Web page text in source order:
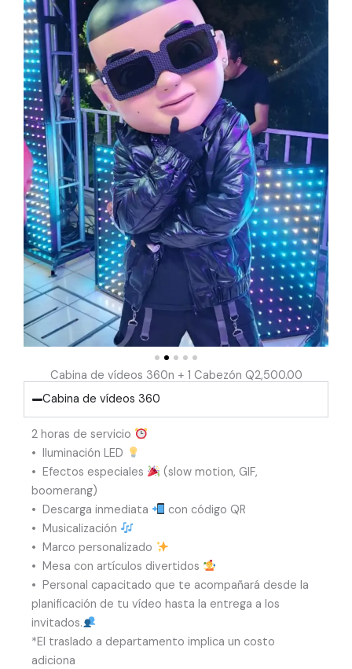
Cabina de vídeos 360n + 1 Cabezón Q2,500.00
Cabina de vídeos 360
2 horas de servicio
•⁠ ⁠Iluminación LED
•⁠ ⁠Efectos especiales
(slow motion, GIF,
boomerang)
•⁠ ⁠Descarga inmediata
con código QR
•⁠ ⁠Musicalización
•⁠ ⁠Marco personalizado
•⁠ ⁠Mesa con artículos divertidos
•⁠ ⁠Personal capacitado que te acompañará desde la
planificación de tu vídeo hasta la entrega a los
invitados.
*El traslado a departamento implica un costo
adiciona